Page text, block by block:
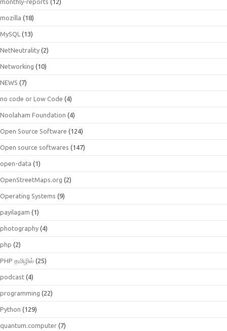
mozilla (18)
MySQL (13)
NetNeutrality (2)
Networking (10)
NEWS (7)
no code or Low Code (4)
Noolaham Foundation (4)
Open Source Software (124)
Open source softwares (147)
open-data (1)
OpenStreetMaps.org (2)
Operating Systems (9)
payilagam (1)
photography (4)
php (2)
PHP தமிழில் (25)
podcast (4)
programming (22)
Python (129)
quantum.computer (7)